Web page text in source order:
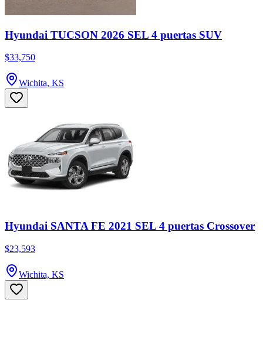
Hyundai TUCSON 2026 SEL 4 puertas SUV
$33,750
Wichita, KS
Hyundai SANTA FE 2021 SEL 4 puertas Crossover
$23,593
Wichita, KS